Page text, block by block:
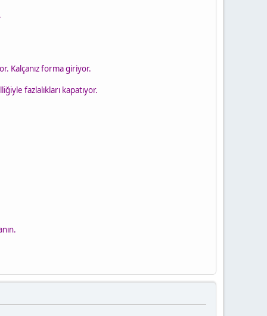
Kalçanız forma giriyor.
fazlalıkları kapatıyor.